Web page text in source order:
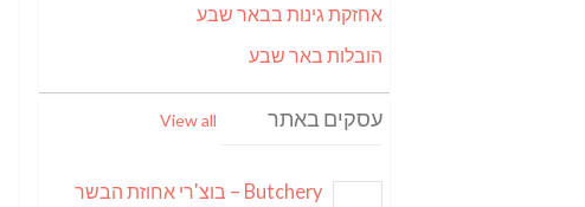
אחזקת גינות בבאר שבע
הובלות באר שבע
עסקים באתר View all
Butchery – בוצ'רי אחוזת הבשר